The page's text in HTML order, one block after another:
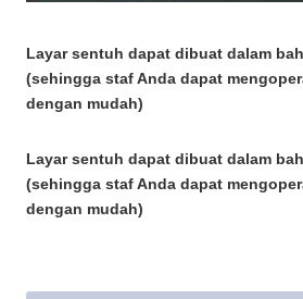
Layar sentuh dapat dibuat dalam
(sehingga staf Anda dapat
dengan mudah)
Layar sentuh dapat dibuat dalam
(sehingga staf Anda dapat
dengan mudah)